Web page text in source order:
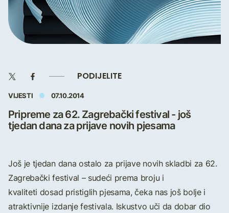
PODIJELITE
VIJESTI 07.10.2014
Pripreme za 62. Zagrebački festival - još
tjedan dana za prijave novih pjesama
Još je tjedan dana ostalo za prijave novih skladbi za 62.
Zagrebački festival – sudeći prema broju i
kvaliteti dosad pristiglih pjesama, čeka nas još bolje i
atraktivnije izdanje festivala. Iskustvo uči da dobar dio